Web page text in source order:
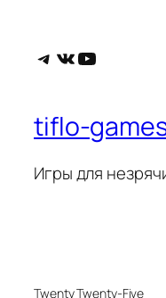
Telegram
ВКонтакте
YouTube
tiflo-
Игры для
Twenty Twenty-Five